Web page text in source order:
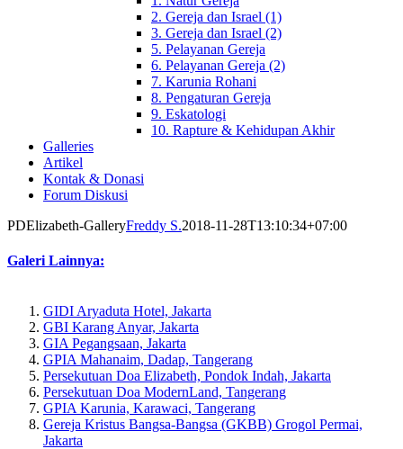
2. Gereja dan Israel (1)
3. Gereja dan Israel (2)
5. Pelayanan Gereja
6. Pelayanan Gereja (2)
7. Karunia Rohani
8. Pengaturan Gereja
9. Eskatologi
10. Rapture & Kehidupan Akhir
Galleries
Artikel
Kontak & Donasi
Forum Diskusi
PDElizabeth-GalleryFreddy S.2018-11-28T13:10:34+07:00
Galeri Lainnya:
GIDI Aryaduta Hotel, Jakarta
GBI Karang Anyar, Jakarta
GIA Pegangsaan, Jakarta
GPIA Mahanaim, Dadap, Tangerang
Persekutuan Doa Elizabeth, Pondok Indah, Jakarta
Persekutuan Doa ModernLand, Tangerang
GPIA Karunia, Karawaci, Tangerang
Gereja Kristus Bangsa-Bangsa (GKBB) Grogol Permai,
Jakarta